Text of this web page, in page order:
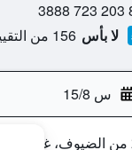
لا بأس 156 من التقييمات تم التحقق منها
س 15/8